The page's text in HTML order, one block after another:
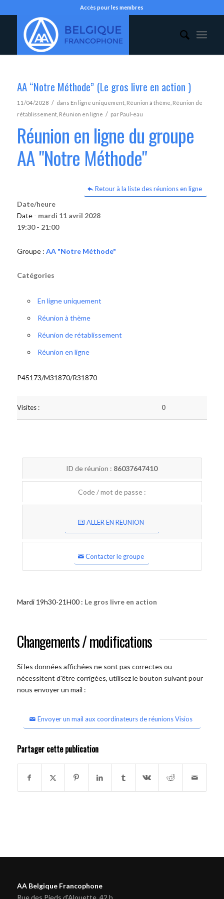
Accès pour les membres
AA “Notre Méthode” (Le gros livre en action )
11/04/2028 / dans En ligne uniquement, Réunion à thème Réunion de
rétablissement, Réunion en ligne / par Paul-eau
Réunion en ligne du groupe
AA "Notre Méthode"
Retour à la liste des réunions en ligne
Date/heure
Date - mardi 11 avril 2028
19:30 - 21:00
Groupe : AA "Notre Méthode"
Catégories
En ligne uniquement
Réunion à thème
Réunion de rétablissement
Réunion en ligne
P45173/M31870/R31870
Visites : 0
ID de réunion : 86037647410
Code / mot de passe :
ALLER EN REUNION
Contacter le groupe
Mardi 19h30-21H00 : Le gros livre en action
Changements / modifications
Si les données affichées ne sont pas correctes ou
nécessitent d'être corrigées, utilisez le bouton suivant pour
nous envoyer un mail :
Envoyer un mail aux coordinateurs de réunions Visios
Partager cette publication
AA Belgique Francophone
Rue des Pieds d'Alouette, 42 b